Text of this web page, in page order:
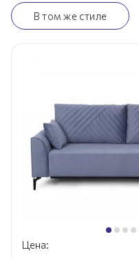
В том же стиле
Цена: